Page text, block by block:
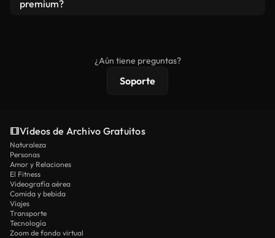
premium?
protecciones de licencia extendidas.
¿Aún tiene preguntas?
Soporte
Vídeos de Archivo Gratuitos
Naturaleza
Personas
Amor y Relaciones
El Fitness
Videografía aérea
Comida y bebida
Viajes
Transporte
Tecnología
Zoom de fondo virtual